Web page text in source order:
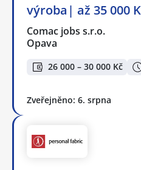
výroba| až 35 000
Comac jobs s.r.o.
Opava
26 000 – 30 000 Kč
Zveřejněno: 6. srpna